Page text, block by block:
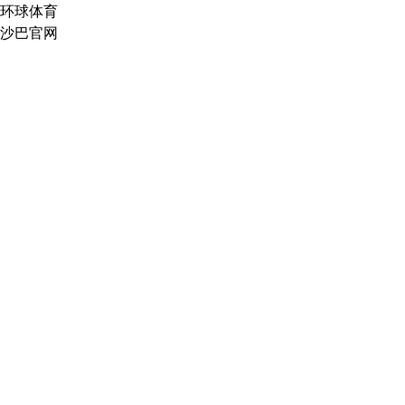
环球体育
沙巴官网